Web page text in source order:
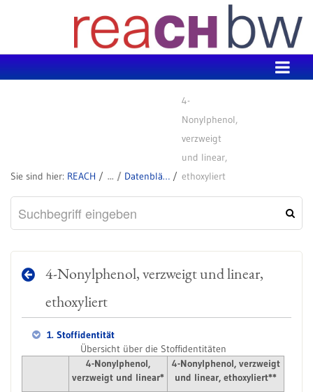
REACH Datenblätter zu SVHC
4-
Nonylphenol,
verzweigt
und linear,
ethoxyliert
4-Nonylphenol, verzweigt und linear,
ethoxyliert
1. Stoffidentität
Übersicht über die Stoffidentitäten
4-Nonylphenol,
verzweigt und linear*
4-Nonylphenol, verzweigt
und linear, ethoxyliert**